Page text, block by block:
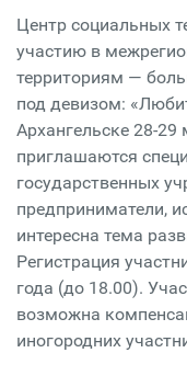
Центр социальных
участию в
территориям —
под девизом:
Архангельске 28-
приглашаются
государственных
предприниматели,
интересна тема
Регистрация
года (до 18.00).
возможна
иногородних